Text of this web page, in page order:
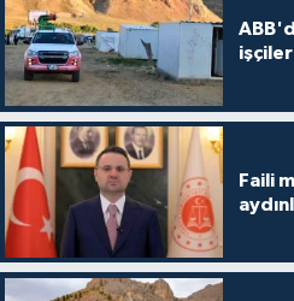
Faili